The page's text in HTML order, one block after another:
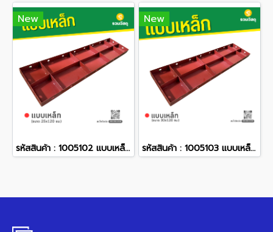
New
รหัสสินค้า : 1005102 แบบเหล็ก ขนาด 25 x 120 ซม.
New
รหัสสินค้า : 1005103 แบบเหล็ก ขนาด 30 x 120 ซม.